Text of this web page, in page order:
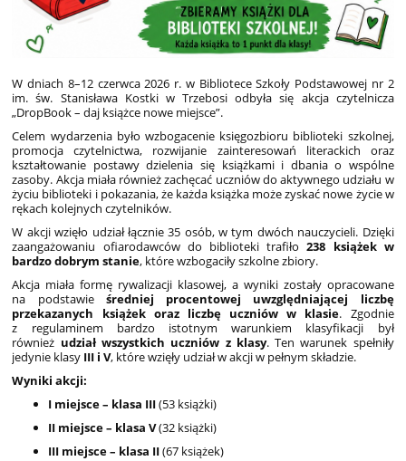
W dniach 8–12 czerwca 2026 r. w Bibliotece Szkoły Podstawowej nr 2
im. św. Stanisława Kostki w Trzebosi odbyła się akcja czytelnicza
„DropBook – daj książce nowe miejsce”.
Celem wydarzenia było wzbogacenie księgozbioru biblioteki szkolnej,
promocja czytelnictwa, rozwijanie zainteresowań literackich oraz
kształtowanie postawy dzielenia się książkami i dbania o wspólne
zasoby. Akcja miała również zachęcać uczniów do aktywnego udziału w
życiu biblioteki i pokazania, że każda książka może zyskać nowe życie w
rękach kolejnych czytelników.
W akcji wzięło udział łącznie 35 osób, w tym dwóch nauczycieli. Dzięki
zaangażowaniu ofiarodawców do biblioteki trafiło 238 książek w
bardzo dobrym stanie, które wzbogaciły szkolne zbiory.
Akcja miała formę rywalizacji klasowej, a wyniki zostały opracowane
na podstawie
średniej procentowej uwzględniającej liczbę
przekazanych książek oraz liczbę uczniów w klasie. Zgodnie
z regulaminem bardzo istotnym warunkiem klasyfikacji był
również udział wszystkich uczniów z klasy. Ten warunek spełniły
jedynie klasy III i V, które wzięły udział w akcji w pełnym składzie.
Wyniki akcji:
I miejsce – klasa III(53 książki)
II miejsce – klasa V(32 książki)
III miejsce – klasa II(67 książek)